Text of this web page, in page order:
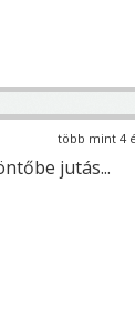
több mint 4
jutás...